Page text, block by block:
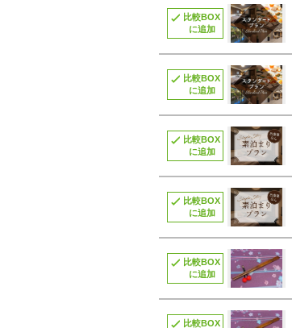
比較BOX
に追加
比較BOX
に追加
比較BOX
に追加
比較BOX
に追加
比較BOX
に追加
比較BOX